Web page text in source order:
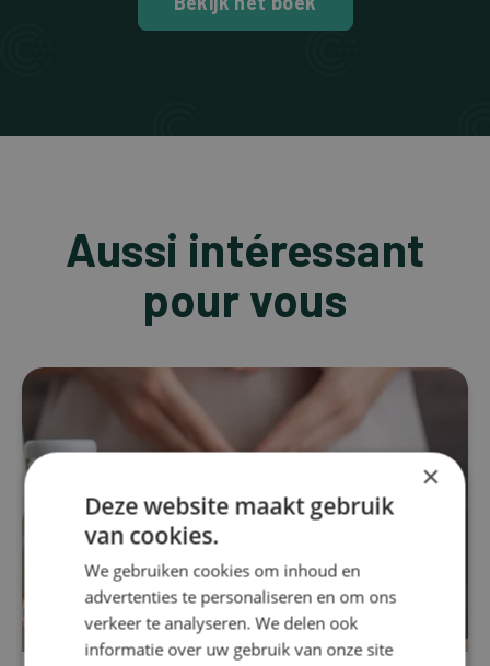
Aussi intéressant
pour vous
×
Deze website maakt gebruik
van cookies.
We gebruiken cookies om inhoud en
advertenties te personaliseren en om ons
verkeer te analyseren. We delen ook
informatie over uw gebruik van onze site